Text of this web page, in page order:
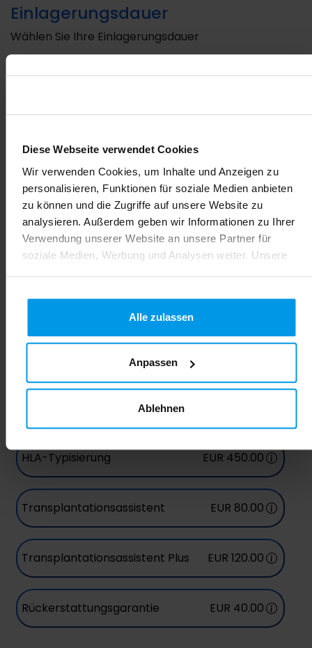
Diese Webseite verwendet Cookies
Wir verwenden Cookies, um Inhalte und Anzeigen zu
personalisieren, Funktionen für soziale Medien anbieten
zu können und die Zugriffe auf unsere Website zu
analysieren. Außerdem geben wir Informationen zu Ihrer
Verwendung unserer Website an unsere Partner für
soziale Medien, Werbung und Analysen weiter. Unsere
Alle zulassen
Anpassen
Ablehnen
Einlagerungsdauer
Wählen Sie Ihre Einlagerungsdauer
25 Jahre Einlagerung
30 Jahre Einlagerung
35 Jahre Einlagerung
50 Jahre Einlagerung
Passen Sie den Service Ihren
Bedürfnissen an
Wählen Sie zusätzliche Pakete für ein noch grösseres
HLA-Typisierung EUR 450.00
Transplantationsassistent EUR 80.00
Transplantationsassistent Plus EUR 120.00
Rückerstattungsgarantie EUR 40.00